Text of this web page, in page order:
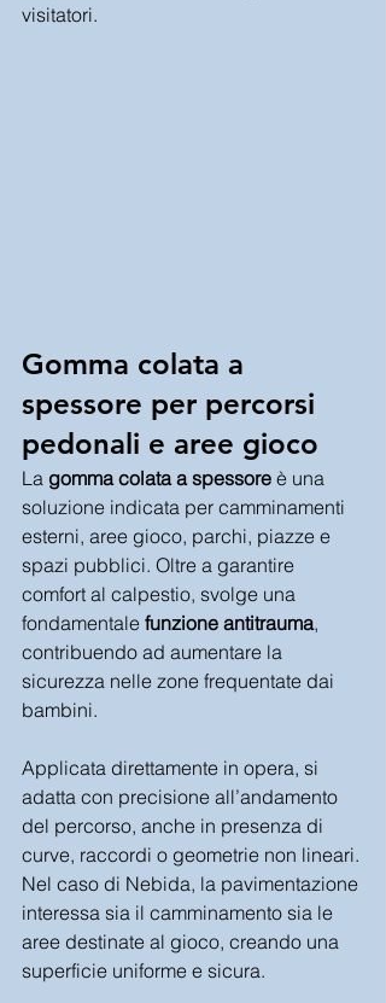
visitatori.
Gomma colata a
spessore per percorsi
pedonali e aree gioco
La gomma colata a spessore è una
soluzione indicata per camminamenti
esterni, aree gioco, parchi, piazze e
spazi pubblici. Oltre a garantire
comfort al calpestio, svolge una
fondamentale funzione antitrauma,
contribuendo ad aumentare la
sicurezza nelle zone frequentate dai
bambini.
Applicata direttamente in opera, si
adatta con precisione all’andamento
del percorso, anche in presenza di
curve, raccordi o geometrie non lineari.
Nel caso di Nebida, la pavimentazione
interessa sia il camminamento sia le
aree destinate al gioco, creando una
superficie uniforme e sicura.